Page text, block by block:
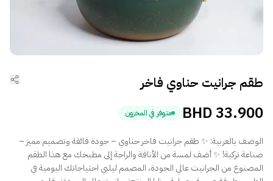
طقم جرانيت حناوي فاخر
BHD33.900 متوفر في المخزون
الوصف بالعربية: ✨ طقم جرانيت فاخر حناوي – جودة فائقة وتصميم مميز –
صناعة تركية! ✨ أضف لمسة من الأناقة والراحة إلى مطبخك مع هذا الطقم
المصنوع من الجرانيت عالي الجودة، المصمم ليلبي احتياجاتك اليومية في